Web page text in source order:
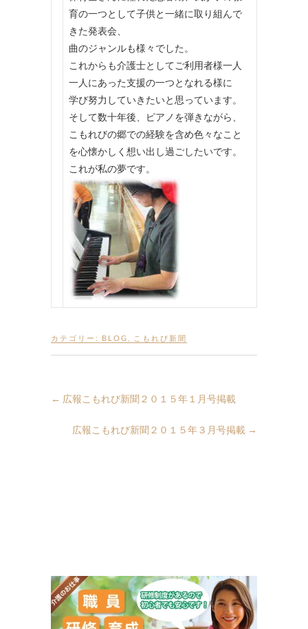
育の一つとして子供と一緒に取り組んで
きた発表会、
曲のジャンルも様々でした。
これからも介護士としてご利用者様一人
一人にあった支援の一つとなれる様に
学び努力していきたいと思っています。
そして数十年後、ピアノを弾きながら、
こもれびの郷での経験を含め色々なこと
を心懐かしく想い出し過ごしたいです。
これが私の夢です。
カテゴリー: BLOG こもれび新聞
← 広報こもれび新聞２０１５年１月号掲載
広報こもれび新聞２０１５年３月号掲載 →